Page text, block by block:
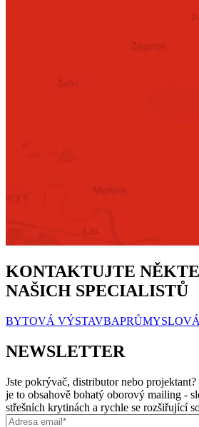
KONTAKTUJTE
NAŠICH SPECIALISTŮ
BYTOVÁ VÝSTAVBA
NEWSLETTER
Jste pokrývač, distributor nebo
je to obsahově bohatý oborový mailing -
střešních krytinách a rychle se rozšiřující